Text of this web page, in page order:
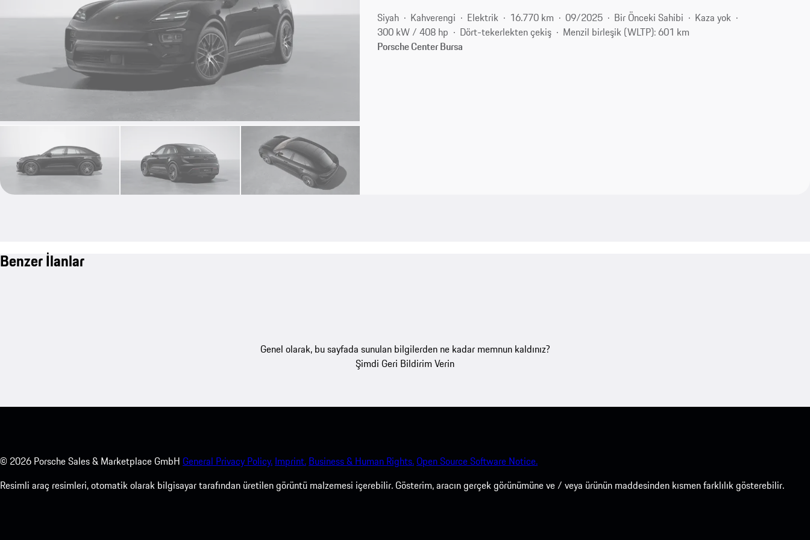
Siyah Kahverengi Elektrik 16.770 km 09/2025 Bir Önceki Sahibi
Kaza yok
300 kW / 408 hp
Dört-tekerlekten çekiş
Menzil birleşik (WLTP): 601 km
Porsche Center Bursa
Benzer İlanlar
Genel olarak, bu sayfada sunulan bilgilerden ne kadar memnun kaldınız?
Şimdi Geri Bildirim Verin
© 2026 Porsche Sales & Marketplace GmbH General Privacy Policy. Imprint. Business & Human Rights.Open Source Software Notice.
Resimli araç resimleri, otomatik olarak bilgisayar tarafından üretilen görüntü malzemesi içerebilir. Gösterim, aracın gerçek görünümüne ve / veya ürünün maddesinden kısmen farklılık gösterebilir.